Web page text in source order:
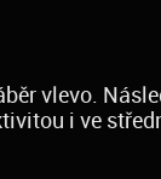
vlevo.
i ve